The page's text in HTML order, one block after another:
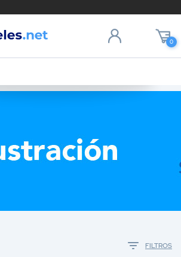
0
FILTROS